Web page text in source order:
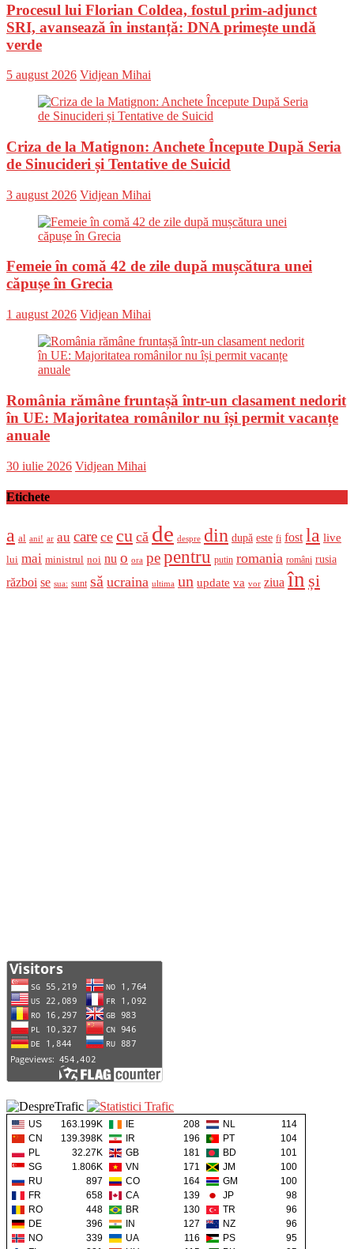
Procesul lui Florian Coldea, fostul prim-adjunct
SRI, avansează în instanță: DNA primește undă
verde
Posted
5 august 2026 Author
Vidjean Mihai
Criza de la Matignon: Anchete Începute După Seria
de Sinucideri și Tentative de Suicid
Posted
3 august 2026 Author
Vidjean Mihai
Femeie în comă 42 de zile după mușcătura unei
căpușe în Grecia
Posted
1 august 2026 Author
Vidjean Mihai
România rămâne fruntașă într-un clasament nedorit
în UE: Majoritatea românilor nu își permit vacanțe
anuale
Posted
30 iulie 2026 Author
Vidjean Mihai
Etichete
a al ani! ar au care ce cu că de despre din după este fi fost la live
lui mai ministrul noi nu o ora pepentru putin romania români rusia
război se sua: sunt să ucraina ultima un update va vor ziua în și
US 163.199K IE 208 NL
114
CN
139.398K IR 196 PT
104
PL
32.27K GB 181 BD
101
SG
1.806K VN 171 JM
100
RU
897 CO 164 GM
100
FR
658 CA 139 JP
98
RO
448 BR 130 TR
96
DE
396 IN 127 NZ
96
NO
339 UA 116 PS
95